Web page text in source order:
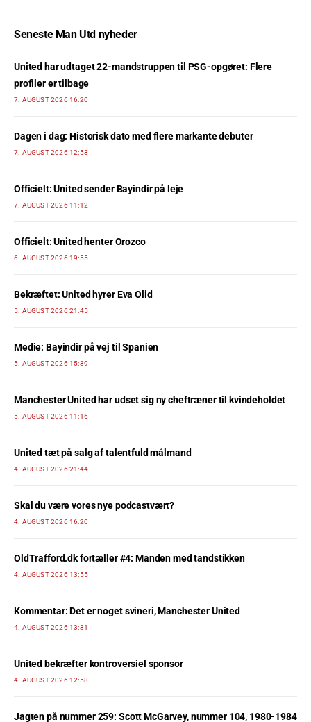
Seneste Man Utd nyheder
United har udtaget 22-mandstruppen til PSG-opgøret: Flere
profiler er tilbage
7. AUGUST 2026 16:20
Dagen i dag: Historisk dato med flere markante debuter
7. AUGUST 2026 12:53
Officielt: United sender Bayindir på leje
7. AUGUST 2026 11:12
Officielt: United henter Orozco
6. AUGUST 2026 19:55
Bekræftet: United hyrer Eva Olid
5. AUGUST 2026 21:45
Medie: Bayindir på vej til Spanien
5. AUGUST 2026 15:39
Manchester United har udset sig ny cheftræner til kvindeholdet
5. AUGUST 2026 11:16
United tæt på salg af talentfuld målmand
4. AUGUST 2026 21:44
Skal du være vores nye podcastvært?
4. AUGUST 2026 16:20
OldTrafford.dk fortæller #4: Manden med tandstikken
4. AUGUST 2026 13:55
Kommentar: Det er noget svineri, Manchester United
4. AUGUST 2026 13:31
United bekræfter kontroversiel sponsor
4. AUGUST 2026 12:58
Jagten på nummer 259: Scott McGarvey, nummer 104, 1980-1984